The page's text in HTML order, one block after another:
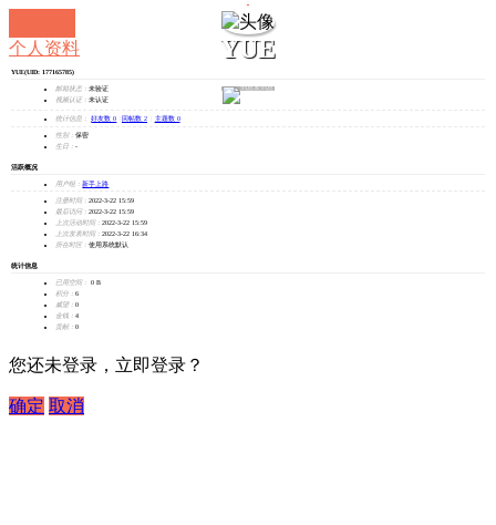
YUE
发消息
个人资料
YUE(UID: 177165785)
邮箱状态： 未验证
视频认证： 未认证
统计信息： 好友数 0 回帖数 2 主题数 0
性别： 保密
生日： -
活跃概况
用户组： 新手上路
注册时间： 2022-3-22 15:59
最后访问： 2022-3-22 15:59
上次活动时间： 2022-3-22 15:59
上次发表时间： 2022-3-22 16:34
所在时区： 使用系统默认
统计信息
已用空间：
0 B
积分： 6
威望： 0
金钱： 4
贡献： 0
您还未登录，立即登录？
确定 取消